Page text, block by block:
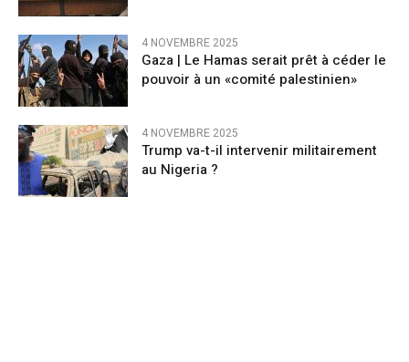
4 NOVEMBRE 2025
Gaza | Le Hamas serait prêt à céder le
pouvoir à un «comité palestinien»
4 NOVEMBRE 2025
Trump va-t-il intervenir militairement
au Nigeria ?